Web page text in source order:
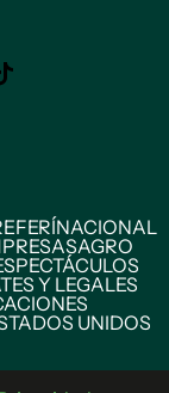
NACIONAL
AGRO
Y LEGALES
UNIDOS